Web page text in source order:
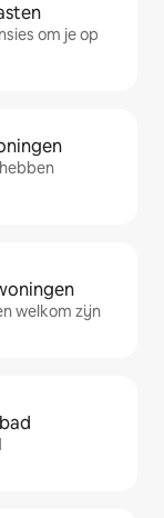
om je op
welkom zijn